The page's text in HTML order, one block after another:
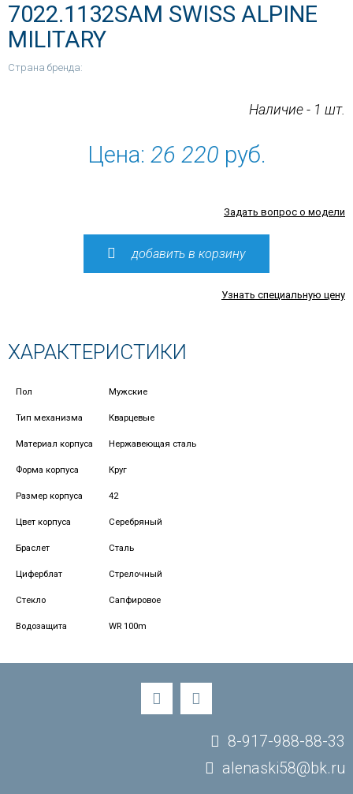
7022.1132SAM SWISS ALPINE
MILITARY
Страна бренда:
Наличие - 1 шт.
Цена: 26 220 руб.
Задать вопрос о модели
добавить в корзину
Узнать специальную цену
ХАРАКТЕРИСТИКИ
Пол Мужские
Тип механизма Кварцевые
Материал корпуса Нержавеющая сталь
Форма корпуса Круг
Размер корпуса 42
Цвет корпуса Серебряный
Браслет Сталь
Циферблат Стрелочный
Стекло Сапфировое
Водозащита WR 100m
8-917-988-88-33
alenaski58@bk.ru